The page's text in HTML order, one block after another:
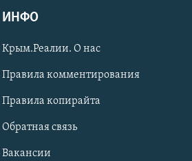
ИНФО
Крым.Реалии. О нас
Правила комментирования
Правила копирайта
Обратная связь
Вакансии